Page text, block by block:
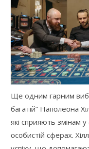
Ще одним гарним
багатій” Наполеона
які сприяють змінам у
особистій сферах.